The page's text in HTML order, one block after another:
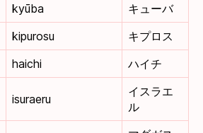
kyūba
キューバ
kipurosu
キプロス
haichi ハイチ
isuraeru
イスラエ
ル